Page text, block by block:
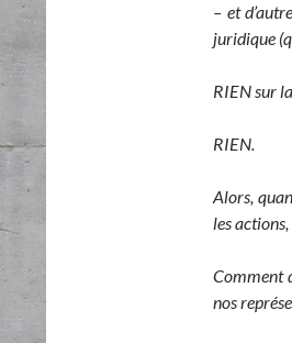
– et
juridique
RIEN sur
RIEN.
Alors,
les
Comment
nos